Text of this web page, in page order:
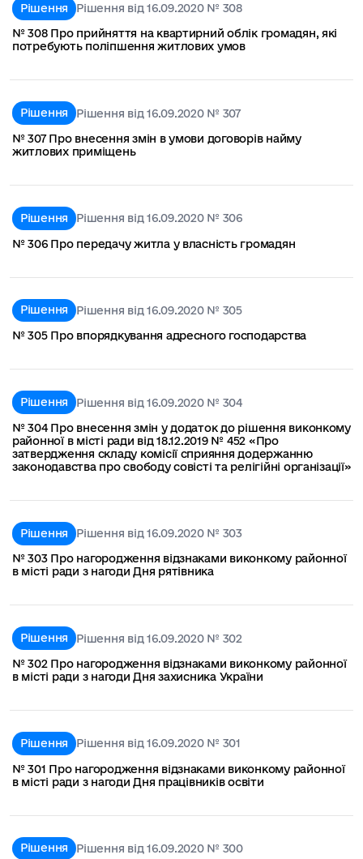
Рішення
Рішення від 16.09.2020 № 308
№ 308 Про прийняття на квартирний облік громадян, які
потребують поліпшення житлових умов
Рішення
Рішення від 16.09.2020 № 307
№ 307 Про внесення змін в умови договорів найму
житлових приміщень
Рішення
Рішення від 16.09.2020 № 306
№ 306 Про передачу житла у власність громадян
Рішення
Рішення від 16.09.2020 № 305
№ 305 Про впорядкування адресного господарства
Рішення
Рішення від 16.09.2020 № 304
№ 304 Про внесення змін у додаток до рішення виконкому
районної в місті ради від 18.12.2019 № 452 «Про
затвердження складу комісії сприяння додержанню
законодавства про свободу совісті та релігійні організації»
Рішення
Рішення від 16.09.2020 № 303
№ 303 Про нагородження відзнаками виконкому районної
в місті ради з нагоди Дня рятівника
Рішення
Рішення від 16.09.2020 № 302
№ 302 Про нагородження відзнаками виконкому районної
в місті ради з нагоди Дня захисника України
Рішення
Рішення від 16.09.2020 № 301
№ 301 Про нагородження відзнаками виконкому районної
в місті ради з нагоди Дня працівників освіти
Рішення Рішення від 16.09.2020 № 300